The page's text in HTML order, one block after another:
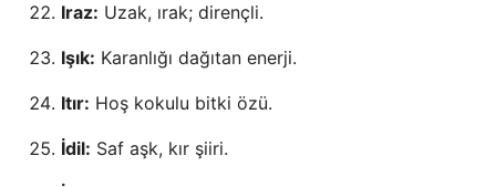
Iraz: Uzak, ırak; dirençli.
Işık: Karanlığı dağıtan enerji.
Itır: Hoş kokulu bitki özü.
İdil: Saf aşk, kır şiiri.